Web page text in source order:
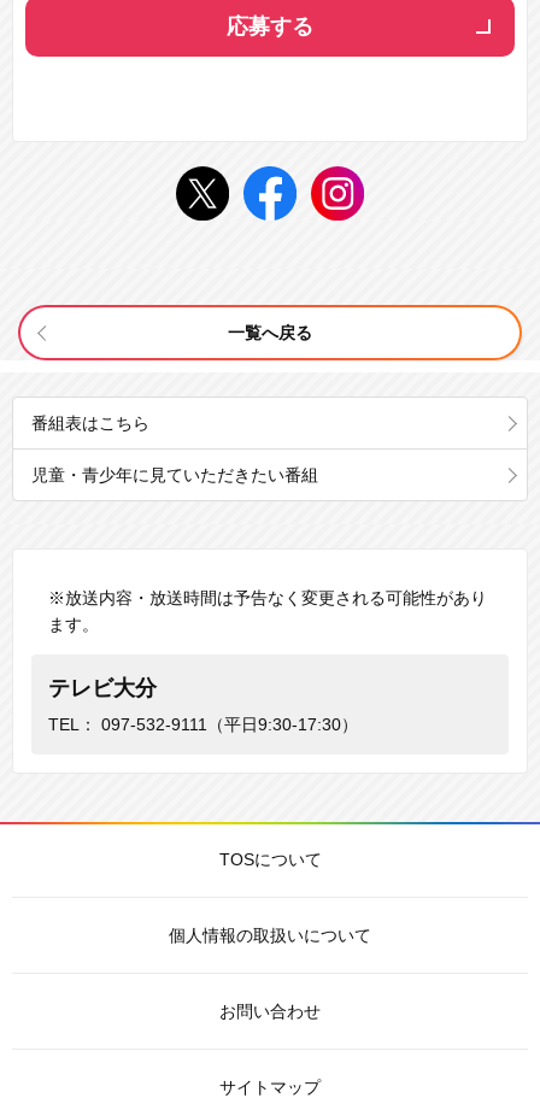
応募する
一覧へ戻る
番組表はこちら
児童・青少年に見ていただきたい番組
※放送内容・放送時間は予告なく変更される可能性があり
ます。
テレビ大分
TEL： 097-532-9111 （平日9:30-17:30）
TOSについて
個人情報の取扱いについて
お問い合わせ
サイトマップ